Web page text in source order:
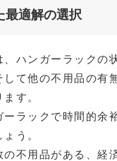
最適解の選択
ハンガーラックの
して他の不用品の有
す。
ラックで時間的余
う。
の不用品がある、経